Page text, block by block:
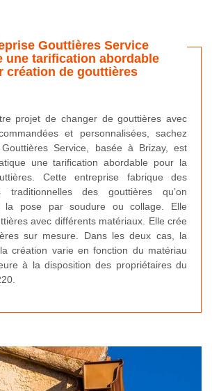
Gouttières Service
une tarification abordable
création de gouttières
projet de changer de gouttières avec
et personnalisées, sachez
Gouttières Service, basée à Brizay, est
une tarification abordable pour la
Cette entreprise fabrique des
traditionnelles des gouttières qu’on
la pose par soudure ou collage. Elle
avec différents matériaux. Elle crée
sur mesure. Dans les deux cas, la
création varie en fonction du matériau
à la disposition des propriétaires du